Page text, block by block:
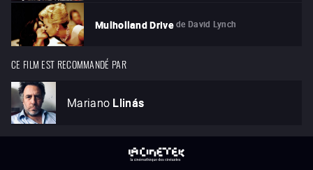
Mulholland Drive de David Lynch
CE FILM EST RECOMMANDÉ PAR
Mariano Llinás